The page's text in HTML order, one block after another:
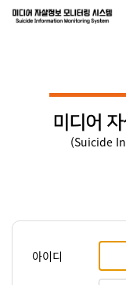
미디어
(Suicide
아이디